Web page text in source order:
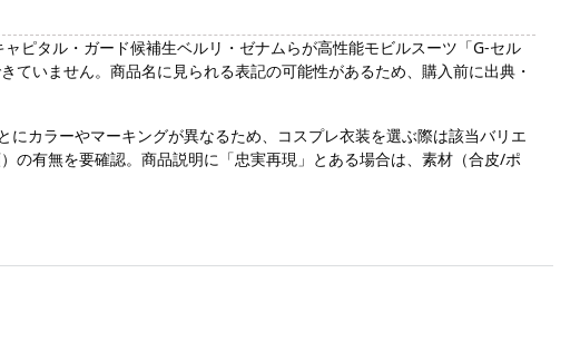
ピタル・ガード候補生ベルリ・ゼナムらが高性能モビルスーツ「G-セル
いません。商品名に見られる表記の可能性があるため、購入前に出典・
カラーやマーキングが異なるため、コスプレ衣装を選ぶ際は該当バリエ
の有無を要確認。商品説明に「忠実再現」とある場合は、素材（合皮/ポ